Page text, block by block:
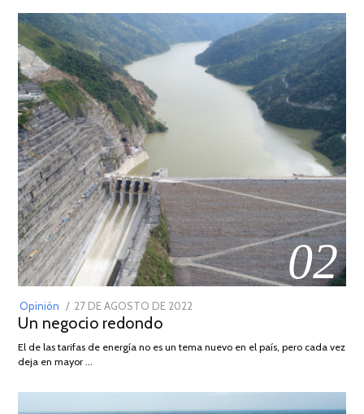
02
Opinión
POSTED
ON
27 DE AGOSTO DE 2022
DE
Un negocio redondo
El de las tarifas de energía no es un tema nuevo en el país, pero cada vez
deja en mayor …